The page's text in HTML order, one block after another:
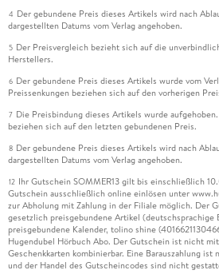
4 Der gebundene Preis dieses Artikels wird nach
dargestellten Datums vom Verlag angehoben.
5 Der Preisvergleich bezieht sich auf die
Herstellers.
6 Der gebundene Preis dieses Artikels wurde vom
Preissenkungen beziehen sich auf den vorherigen
7 Die Preisbindung dieses Artikels wurde
beziehen sich auf den letzten gebundenen Preis.
8 Der gebundene Preis dieses Artikels wird nach
dargestellten Datums vom Verlag angehoben.
12 Ihr Gutschein SOMMER13 gilt bis einschließlich
Gutschein ausschließlich online einlösen unter
zur Abholung mit Zahlung in der Filiale möglich. Der
gesetzlich preisgebundene Artikel (deutschsprachige
preisgebundene Kalender, tolino shine
Hugendubel Hörbuch Abo. Der Gutschein ist nicht
Geschenkkarten kombinierbar. Eine Barauszahlung
und der Handel des Gutscheincodes sind nicht